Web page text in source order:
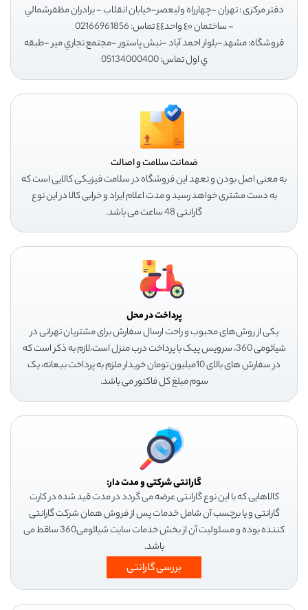
دفتر مرکزی : تهران -چهارراه وليعصر-خيابان انقلاب - برادران مظفرشمالي
- ساختمان ٤٠ واحد٤٤ تماس: 02166961856
فروشگاه: مشهد-بلوار احمد آباد -نبش پاستور -مجتمع تجاري مير -طبقه
ي اول تماس: 05134000400
ضمانت سلامت و اصالت
به معنی اصل بودن و تعهد این فروشگاه در سلامت فیزیکی کالایی است که
به دست مشتری خواهد رسید و مدت اعلام ایراد و خرابی کالا در این نوع
گارانتی 48 ساعت می باشد.
پرداخت در محل
یکی از روش‌های محبوب و راحت ارسال سفارش برای مشتریان تهرانی در
شیائومی 360، سرویس پیک با پرداخت درب منزل است،لازم به ذکر است که
در سفارش های بالای 10میلیون تومان خریدار ملزم به پرداخت بیعانه، یک
سوم مبلغ کل فاکتور می باشد.
گارانتی شرکتی و مدت دار:
کالاهایی که با این نوع گارانتی عرضه می گردد در مدت قید شده در کارت
گارانتی و یا برچسب آن شامل خدمات پس از فروش همان شرکت گارانتی
کننده بوده و مسئولیت آن از بخش خدمات سایت شیائومی360 ساقط می
باشد.
بررسی گارانتی